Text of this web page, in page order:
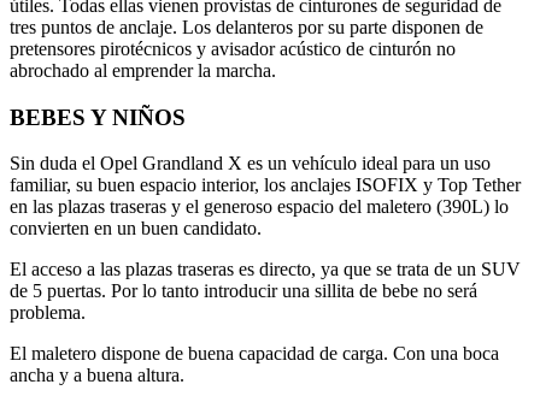
útiles. Todas ellas vienen provistas de cinturones de seguridad de
tres puntos de anclaje. Los delanteros por su parte disponen de
pretensores pirotécnicos y avisador acústico de cinturón no
abrochado al emprender la marcha.
BEBES Y NIÑOS
Sin duda el Opel Grandland X es un vehículo ideal para un uso
familiar, su buen espacio interior, los anclajes ISOFIX y Top Tether
en las plazas traseras y el generoso espacio del maletero (390L) lo
convierten en un buen candidato.
El acceso a las plazas traseras es directo, ya que se trata de un SUV
de 5 puertas. Por lo tanto introducir una sillita de bebe no será
problema.
El maletero dispone de buena capacidad de carga. Con una boca
ancha y a buena altura.